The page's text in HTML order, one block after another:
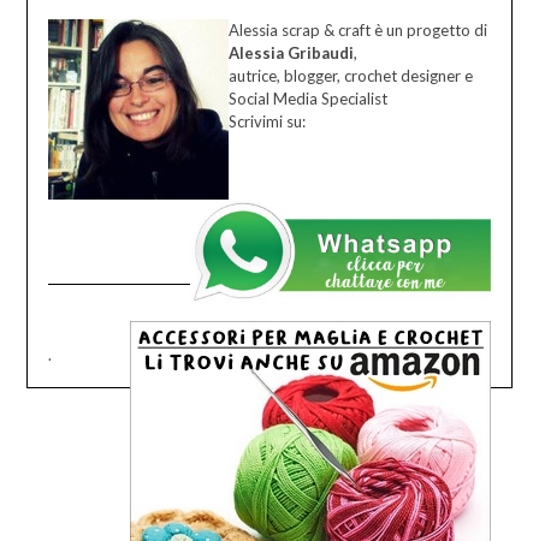
Alessia scrap & craft è un progetto di
Alessia Gribaudi,
autrice, blogger, crochet designer e
Social Media Specialist
Scrivimi su:
.